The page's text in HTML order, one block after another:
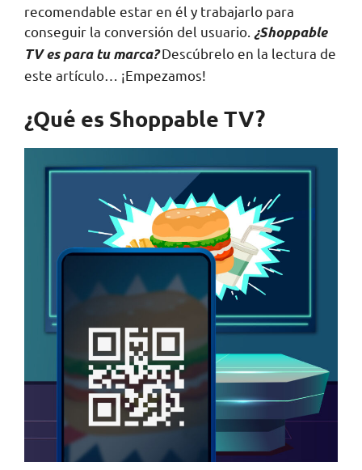
recomendable estar en él y trabajarlo para
conseguir la conversión del usuario. ¿Shoppable
TV es para tu marca?Descúbrelo en la lectura de
este artículo… ¡Empezamos!
¿Qué es Shoppable TV?